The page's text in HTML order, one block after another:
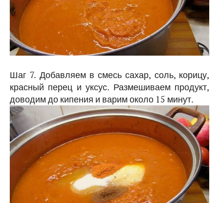
Шаг 7. Добавляем в смесь сахар, соль, корицу,
красный перец и уксус. Размешиваем продукт,
доводим до кипения и варим около 15 минут.